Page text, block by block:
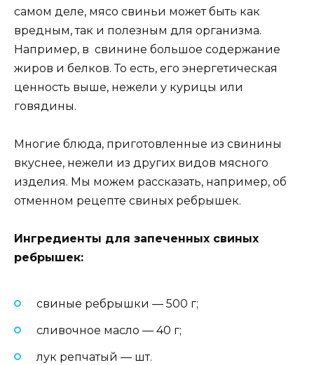
самом деле, мясо свиньи может быть как
вредным, так и полезным для организма.
Например, в свинине большое содержание
жиров и белков. То есть, его энергетическая
ценность выше, нежели у курицы или
говядины.
Многие блюда, приготовленные из свинины
вкуснее, нежели из других видов мясного
изделия. Мы можем рассказать, например, об
отменном рецепте свиных ребрышек.
Ингредиенты для запеченных свиных
ребрышек:
свиные ребрышки — 500 г;
сливочное масло — 40 г;
лук репчатый — шт.